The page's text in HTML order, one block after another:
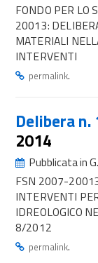
FONDO PER LO
20013:
MATERIALI
INTERVENTI
permalink.
Delibera
2014
Pubblicata in
FSN 2007-
INTERVENTI
IDREOLOGICO
8/2012
permalink.